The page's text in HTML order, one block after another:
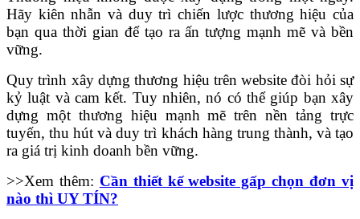
Hãy kiên nhẫn và duy trì chiến lược thương hiệu của
bạn qua thời gian để tạo ra ấn tượng mạnh mẽ và bền
vững.
Quy trình xây dựng thương hiệu trên website đòi hỏi sự
kỷ luật và cam kết. Tuy nhiên, nó có thể giúp bạn xây
dựng một thương hiệu mạnh mẽ trên nền tảng trực
tuyến, thu hút và duy trì khách hàng trung thành, và tạo
ra giá trị kinh doanh bền vững.
>>Xem thêm: Cần thiết kế website gấp chọn đơn vị
nào thì UY TÍN?